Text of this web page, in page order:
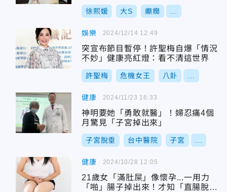
徐熙媛 大S 癲癇
娛樂
突宣布節目暫停！許聖梅自爆「情況
不妙」健康亮紅燈：看不清這世界
許聖梅 危機女王 八卦
2024/12/14 12:49
健康
神明要她「勇敢就醫」！婦忍痛4個
月驚見「子宮掉出來」
子宮脫垂 台中醫院 子宮
2024/11/23 16:33
健康
21歲女「滿肚屎」像懷孕...一用力
「啪」腸子掉出來！才知「直腸脫
2024/10/28 12:05